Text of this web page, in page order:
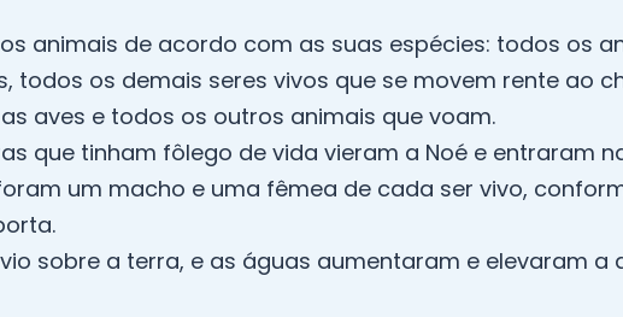
animais de acordo com as suas espécies: todos os
todos os demais seres vivos que se movem rente ao
aves e todos os outros animais que voam.
que tinham fôlego de vida vieram a Noé e entraram
um macho e uma fêmea de cada ser vivo,
sobre a terra, e as águas aumentaram e elevaram a